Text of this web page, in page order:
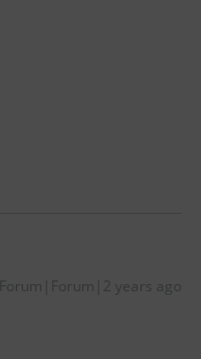
Forum|Forum|2 years ago